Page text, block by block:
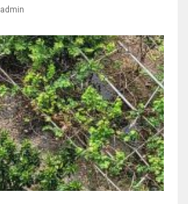
admin